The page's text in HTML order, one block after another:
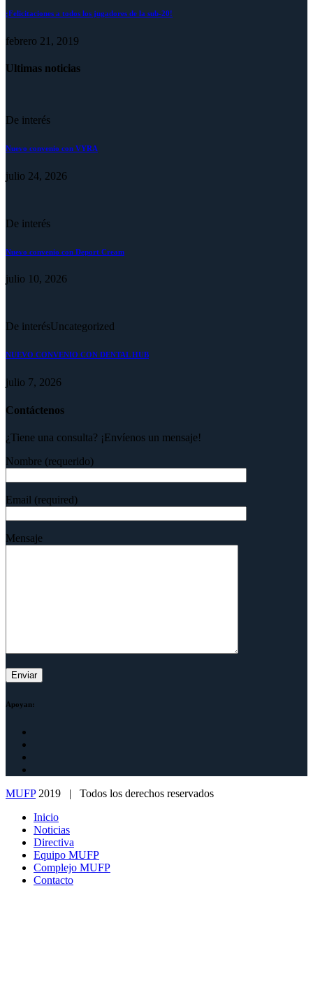
¡Felicitaciones a todos los jugadores de la sub-20!
febrero 21, 2019
Ultimas noticias
De interés
Nuevo convenio con VYRA
julio 24, 2026
De interés
Nuevo convenio con Deport Cream
julio 10, 2026
De interésUncategorized
NUEVO CONVENIO CON DENTAL HUB
julio 7, 2026
Contáctenos
¿Tiene una consulta? ¡Envíenos un mensaje!
Nombre (requerido)
Email (required)
Mensaje
Apoyan:
MUFP2019 | Todos los derechos reservados
Inicio
Noticias
Directiva
Equipo MUFP
Complejo MUFP
Contacto